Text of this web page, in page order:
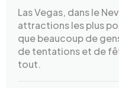
Las Vegas, dans le
attractions les plus
que beaucoup de
de tentations et de
tout.